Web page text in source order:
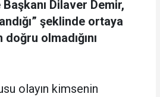
Dilaver Demir,
şeklinde ortaya
olmadığını
olayın kimsenin